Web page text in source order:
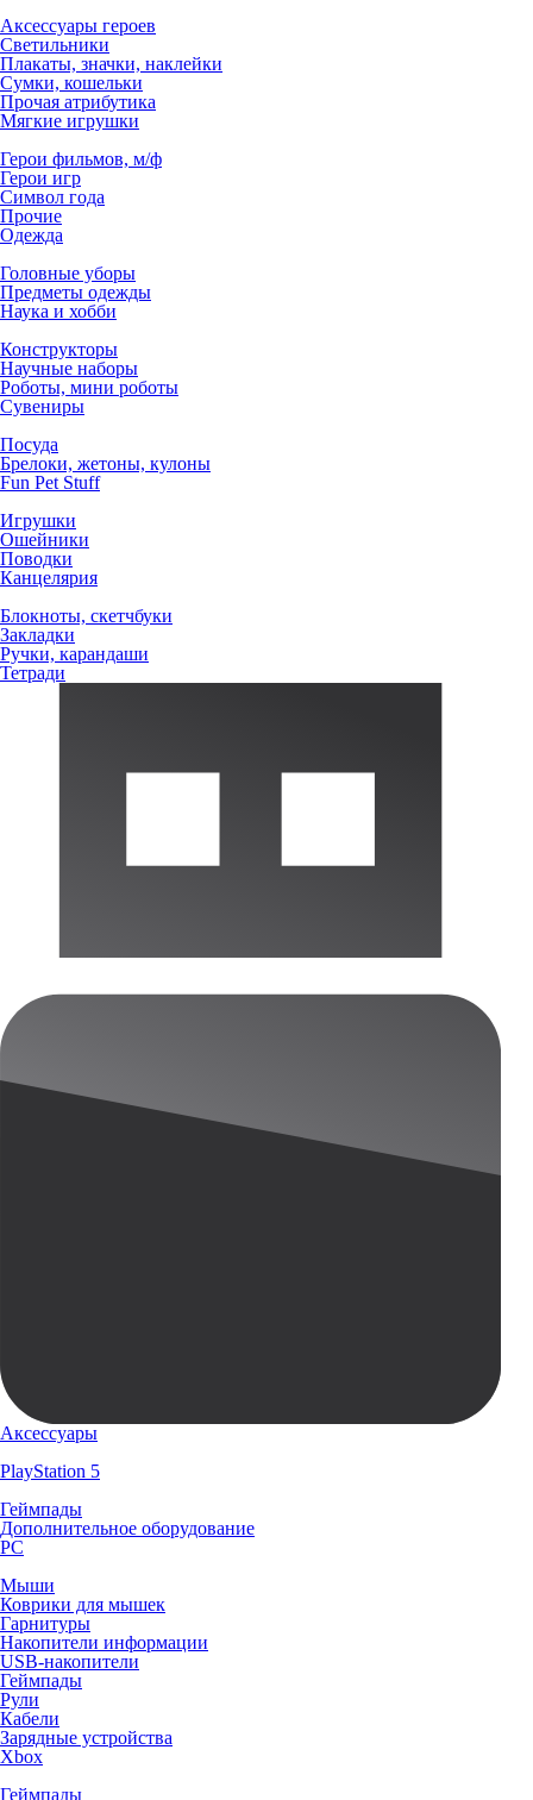
Аксессуары героев
Светильники
Плакаты, значки, наклейки
Сумки, кошельки
Прочая атрибутика
Мягкие игрушки
Герои фильмов, м/ф
Герои игр
Символ года
Прочие
Одежда
Головные уборы
Предметы одежды
Наука и хобби
Конструкторы
Научные наборы
Роботы, мини роботы
Сувениры
Посуда
Брелоки, жетоны, кулоны
Fun Pet Stuff
Игрушки
Ошейники
Поводки
Канцелярия
Блокноты, скетчбуки
Закладки
Ручки, карандаши
Тетради
Аксессуары
PlayStation 5
Геймпады
Дополнительное оборудование
PC
Мыши
Коврики для мышек
Гарнитуры
Накопители информации
USB-накопители
Геймпады
Рули
Кабели
Зарядные устройства
Xbox
Геймпады